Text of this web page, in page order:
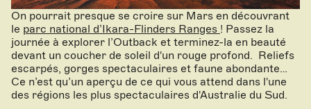
On pourrait presque se croire sur Mars en découvrant
le parc national d’Ikara-Flinders Ranges ! Passez la
journée à explorer l’Outback et terminez-la en beauté
devant un coucher de soleil d'un rouge profond. Reliefs
escarpés, gorges spectaculaires et faune abondante…
Ce n’est qu’un aperçu de ce qui vous attend dans l'une
des régions les plus spectaculaires d'Australie du Sud.